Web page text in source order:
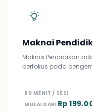
Maknai
Maknai Pendidikan
berfokus pada
60 MENIT / SESI
MULAI DARI Rp